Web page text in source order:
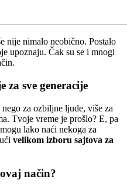
nije nimalo neobično. Postalo
upoznaju. Čak su se i mnogi
za sve generacije
za ozbiljne ljude, više za
Tvoje vreme je prošlo? E, pa
lako naći nekoga za
velikom izboru sajtova za
način?